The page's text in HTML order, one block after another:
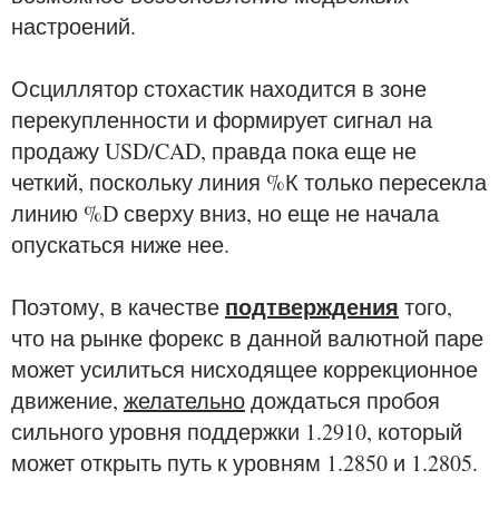
настроений.
Осциллятор стохастик находится в зоне
перекупленности и формирует сигнал на
продажу USD/CAD, правда пока еще не
четкий, поскольку линия %К только пересекла
линию %D сверху вниз, но еще не начала
опускаться ниже нее.
Поэтому, в качестве подтверждения того,
что на рынке форекс в данной валютной паре
может усилиться нисходящее коррекционное
движение, желательнодождаться пробоя
сильного уровня поддержки 1.2910, который
может открыть путь к уровням 1.2850 и 1.2805.